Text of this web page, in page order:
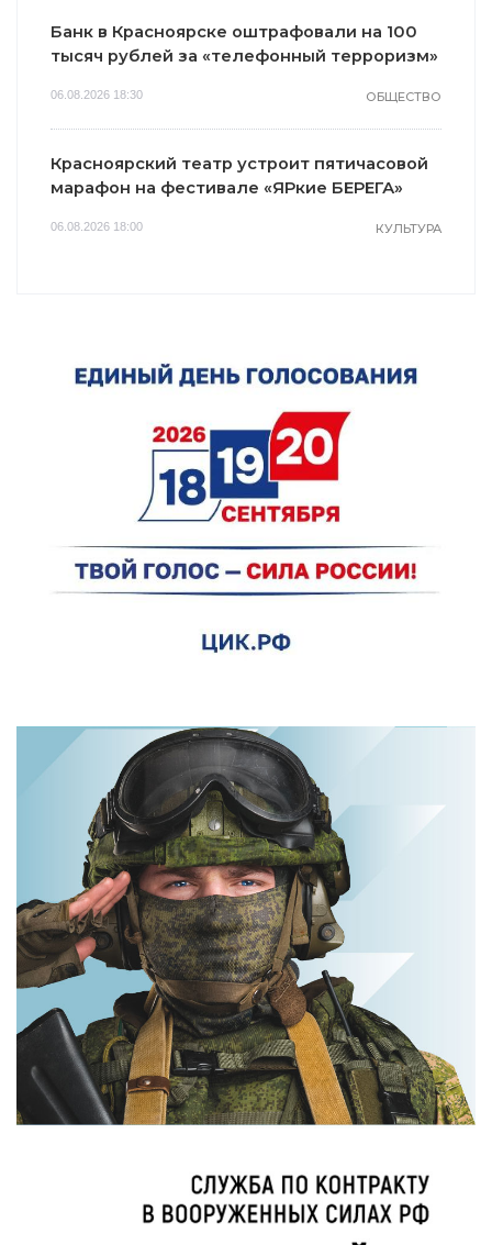
Банк в Красноярске оштрафовали на 100
тысяч рублей за «телефонный терроризм»
06.08.2026 18:30 ОБЩЕСТВО
Красноярский театр устроит пятичасовой
марафон на фестивале «ЯРкие БЕРЕГА»
06.08.2026 18:00 КУЛЬТУРА